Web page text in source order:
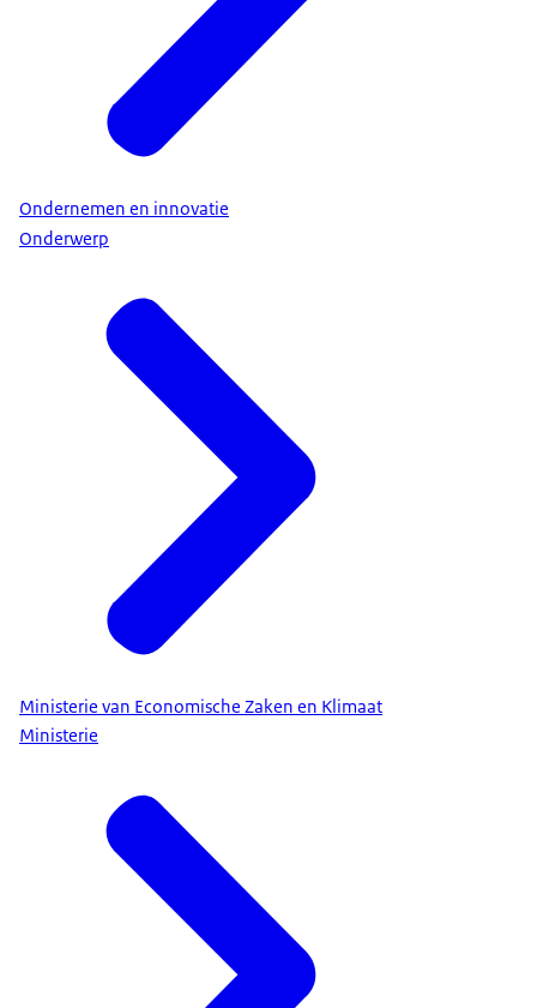
Ondernemen en innovatie
Onderwerp
Ministerie van Economische Zaken en Klimaat
Ministerie